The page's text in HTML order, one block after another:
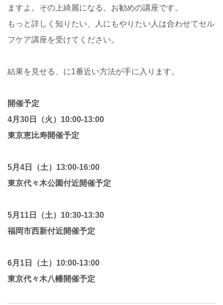
ますよ。その上綺麗になる。お勧めの講座です。
もっと詳しく知りたい、人にもやりたい人は合わせてセル
フケア講座を受けてください。
結果を見せる、に1番近い方法が手に入ります。
開催予定
4月30日（火）10:00-13:00
東京恵比寿開催予定
5月4日（土）13:00-16:00
東京代々木公園付近開催予定
5月11日（土）10:30-13:30
福岡市西新付近開催予定
6月1日（土）10:00-13:00
東京代々木八幡開催予定